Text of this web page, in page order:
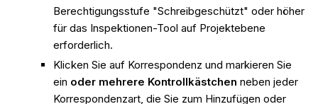
Berechtigungsstufe "Schreibgeschützt" oder höher
für das Inspektionen-Tool auf Projektebene
erforderlich.
Klicken Sie auf Korrespondenz und markieren Sie
ein oder mehrere Kontrollkästchen neben jeder
Korrespondenzart, die Sie zum Hinzufügen oder